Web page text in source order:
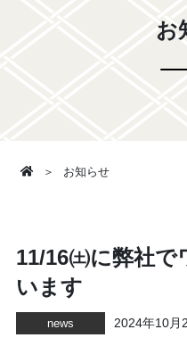
お
お知らせ
11/16㈯に弊社
います
news 2024年10月